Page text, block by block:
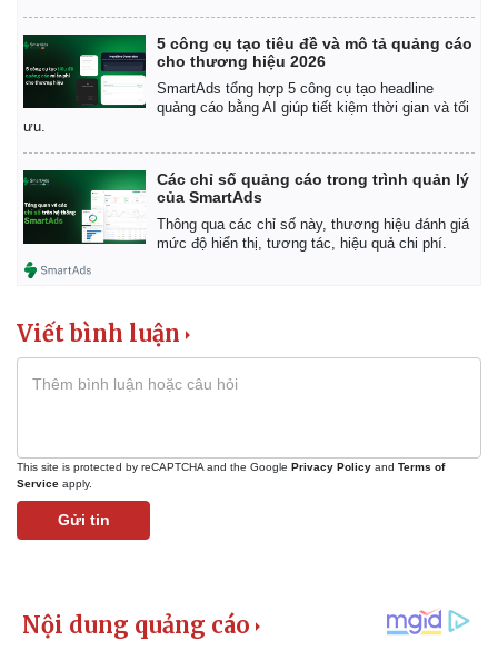
5 công cụ tạo tiêu đề và mô tả quảng cáo
cho thương hiệu 2026
SmartAds tổng hợp 5 công cụ tạo headline
quảng cáo bằng AI giúp tiết kiệm thời gian và tối
ưu.
Các chỉ số quảng cáo trong trình quản lý
của SmartAds
Thông qua các chỉ số này, thương hiệu đánh giá
mức độ hiển thị, tương tác, hiệu quả chi phí.
Viết bình luận
This site is protected by reCAPTCHA and the Google Privacy Policy and Terms of
Service apply.
Gửi tin